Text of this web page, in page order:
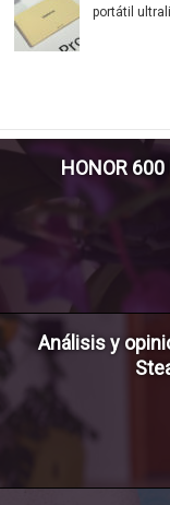
portátil
HONOR
Análisis y